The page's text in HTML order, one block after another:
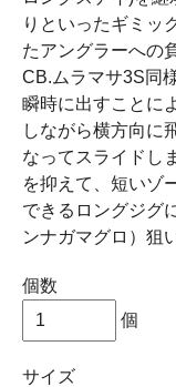
りといったギミッ
たアングラーへの
CB.ムラマサ3S同
瞬時に出すことに
しながら横方向に
なってスライドし
を抑えて、短いゾ
できるロングジグ
ンナガマグロ）狙
個数
個
サイズ